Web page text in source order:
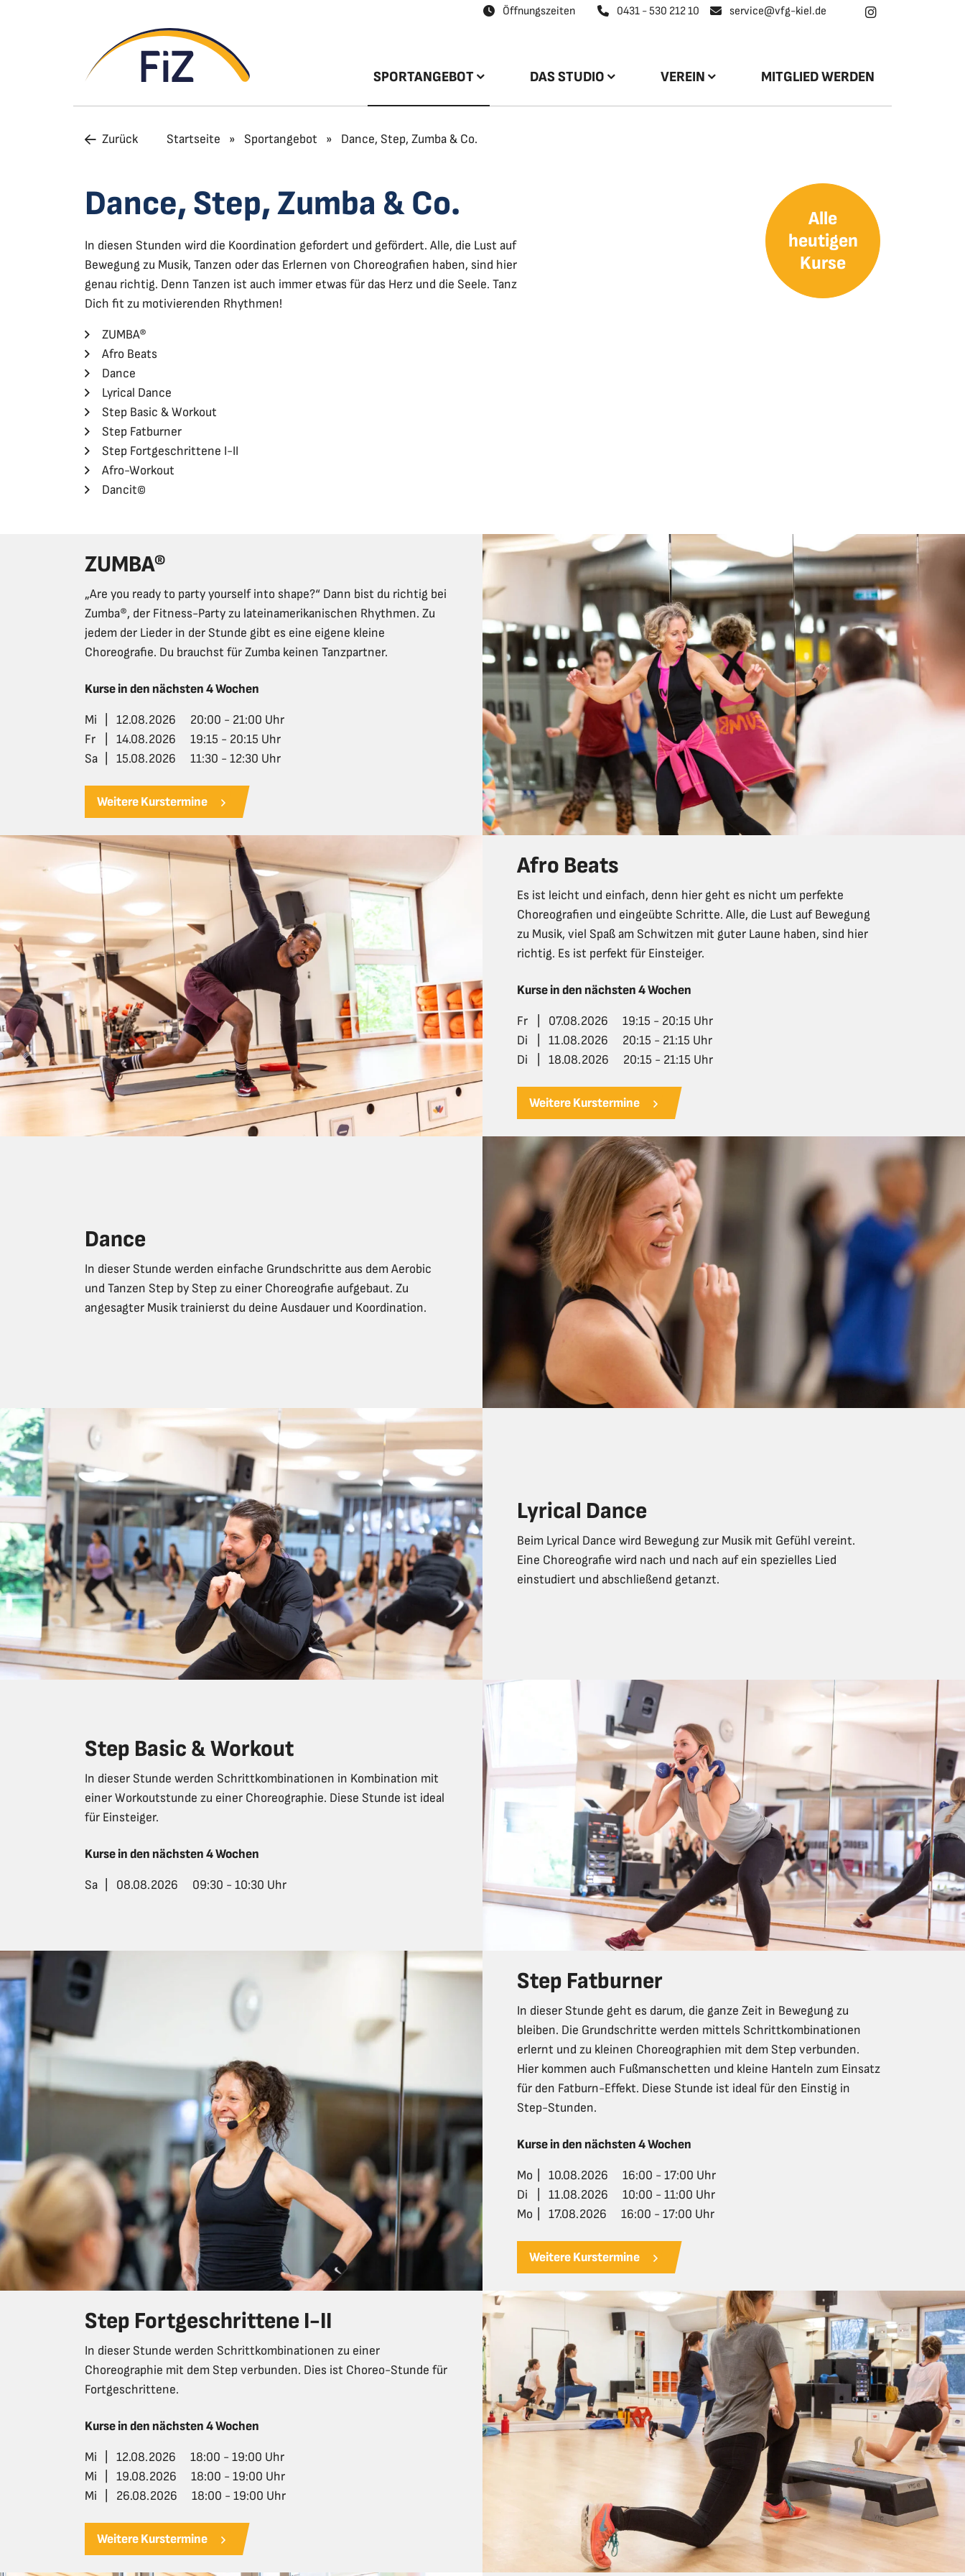
Öffnungszeiten 0431 - 530 212 10 service@vfg-kiel.de
SPORTANGEBOT DAS STUDIO VEREIN MITGLIED WERDEN
Zurück Startseite » Sportangebot » Dance, Step, Zumba & Co.
Dance, Step, Zumba & Co.
In diesen Stunden wird die Koordination gefordert und gefördert. Alle, die Lust auf
Bewegung zu Musik, Tanzen oder das Erlernen von Choreografien haben, sind hier
genau richtig. Denn Tanzen ist auch immer etwas für das Herz und die Seele. Tanz
Dich fit zu motivierenden Rhythmen!
ZUMBA®
Afro Beats
Dance
Lyrical Dance
Step Basic & Workout
Step Fatburner
Step Fortgeschrittene I-II
Afro-Workout
Dancit©
Alle
heutigen
Kurse
ZUMBA®
„Are you ready to party yourself into shape?“ Dann bist du richtig bei
Zumba®, der Fitness-Party zu lateinamerikanischen Rhythmen. Zu
jedem der Lieder in der Stunde gibt es eine eigene kleine
Choreografie. Du brauchst für Zumba keinen Tanzpartner.
Kurse in den nächsten 4 Wochen
Mi 12.08.2026
20:00 - 21:00 Uhr
Fr
14.08.2026
19:15 - 20:15 Uhr
Sa
15.08.2026 11:30 - 12:30 Uhr
Weitere Kurstermine
Afro Beats
Es ist leicht und einfach, denn hier geht es nicht um perfekte
Choreografien und eingeübte Schritte. Alle, die Lust auf Bewegung
zu Musik, viel Spaß am Schwitzen mit guter Laune haben, sind hier
richtig. Es ist perfekt für Einsteiger.
Kurse in den nächsten 4 Wochen
Fr 07.08.2026
19:15 - 20:15 Uhr
Di
11.08.2026
20:15 - 21:15 Uhr
Di
18.08.2026 20:15 - 21:15 Uhr
Weitere Kurstermine
Dance
In dieser Stunde werden einfache Grundschritte aus dem Aerobic
und Tanzen Step by Step zu einer Choreografie aufgebaut. Zu
angesagter Musik trainierst du deine Ausdauer und Koordination.
Lyrical Dance
Beim Lyrical Dance wird Bewegung zur Musik mit Gefühl vereint.
Eine Choreografie wird nach und nach auf ein spezielles Lied
einstudiert und abschließend getanzt.
Step Basic & Workout
In dieser Stunde werden Schrittkombinationen in Kombination mit
einer Workoutstunde zu einer Choreographie. Diese Stunde ist ideal
für Einsteiger.
Kurse in den nächsten 4 Wochen
Sa 08.08.2026 09:30 - 10:30 Uhr
Step Fatburner
In dieser Stunde geht es darum, die ganze Zeit in Bewegung zu
bleiben. Die Grundschritte werden mittels Schrittkombinationen
erlernt und zu kleinen Choreographien mit dem Step verbunden.
Hier kommen auch Fußmanschetten und kleine Hanteln zum Einsatz
für den Fatburn-Effekt. Diese Stunde ist ideal für den Einstig in
Step-Stunden.
Kurse in den nächsten 4 Wochen
Mo 10.08.2026
16:00 - 17:00 Uhr
Di
11.08.2026
10:00 - 11:00 Uhr
Mo
17.08.2026 16:00 - 17:00 Uhr
Weitere Kurstermine
Step Fortgeschrittene I-II
In dieser Stunde werden Schrittkombinationen zu einer
Choreographie mit dem Step verbunden. Dies ist Choreo-Stunde für
Fortgeschrittene.
Kurse in den nächsten 4 Wochen
Mi 12.08.2026
18:00 - 19:00 Uhr
Mi
19.08.2026
18:00 - 19:00 Uhr
Mi
26.08.2026 18:00 - 19:00 Uhr
Weitere Kurstermine